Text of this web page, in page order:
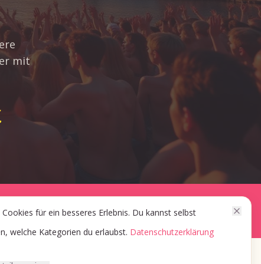
für ein besseres Erlebnis. Du kannst selbst
welche Kategorien du erlaubst. Datenschutzerklärung
mit
Impressum AGB Datenschutz